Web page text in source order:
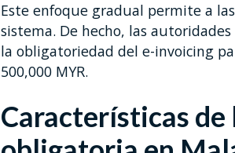
Este enfoque gradual permite a
sistema. De hecho, las
la obligatoriedad del e-invoicing
500,000 MYR.
Características